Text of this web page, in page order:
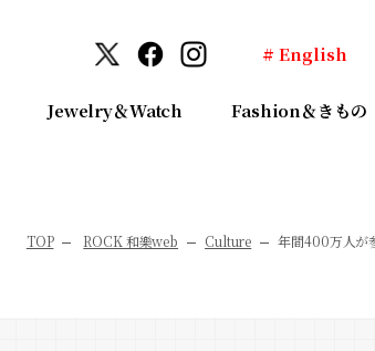
# English
Jewelry＆Watch Fashion＆きもの
TOP ROCK 和樂web Culture 年間400万人が